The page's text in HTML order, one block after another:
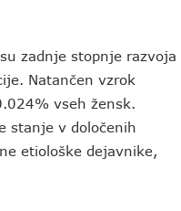
zadnje stopnje razvoja
Natančen vzrok
vseh žensk.
stanje v določenih
etiološke dejavnike,